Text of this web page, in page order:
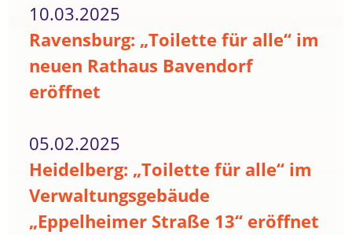
10.03.2025
Ravensburg: „Toilette für alle“ im
neuen Rathaus Bavendorf
eröffnet
05.02.2025
Heidelberg: „Toilette für alle“ im
Verwaltungsgebäude
„Eppelheimer Straße 13“ eröffnet